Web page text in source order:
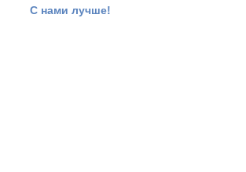
С нами лучше!